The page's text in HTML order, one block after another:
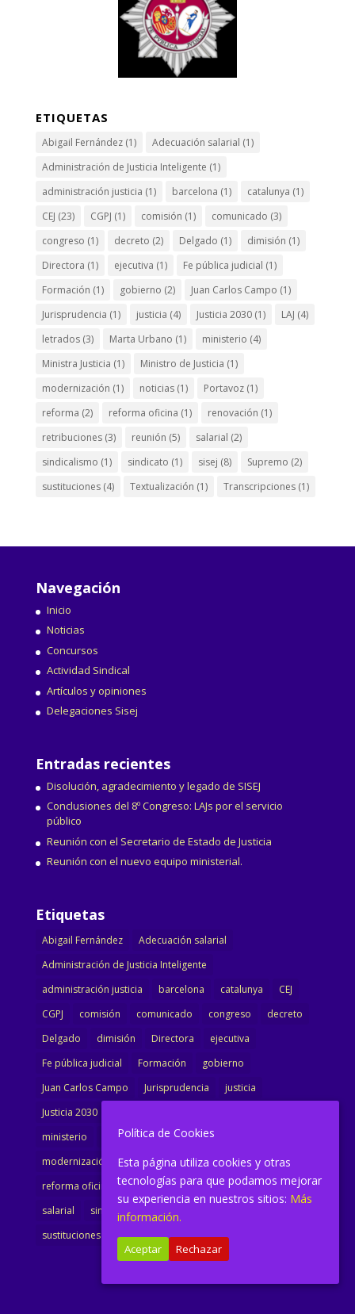
ETIQUETAS
Abigail Fernández(1) Adecuación salarial (1)
Administración de Justicia Inteligente (1)
administración justicia (1) barcelona (1) catalunya (1)
CEJ (23) CGPJ (1) comisión (1) comunicado (3)
congreso (1) decreto (2) Delgado (1) dimisión (1)
Directora (1) ejecutiva (1) Fe pública judicial (1)
Formación (1) gobierno (2) Juan Carlos Campo (1)
Jurisprudencia (1) justicia (4) Justicia 2030(1) LAJ (4)
letrados(3) Marta Urbano (1) ministerio (4)
Ministra Justicia (1) Ministro de Justicia (1)
modernización (1) noticias(1) Portavoz(1)
reforma (2) reforma oficina (1) renovación (1)
retribuciones(3) reunión (5) salarial (2)
sindicalismo (1) sindicato (1) sisej (8) Supremo (2)
sustituciones(4) Textualización (1) Transcripciones(1)
Navegación
Inicio
Noticias
Concursos
Actividad Sindical
Artículos y opiniones
Delegaciones Sisej
Entradas recientes
Disolución, agradecimiento y legado de SISEJ
Conclusiones del 8º Congreso: LAJs por el servicio
público
Reunión con el Secretario de Estado de Justicia
Reunión con el nuevo equipo ministerial.
Etiquetas
Abigail Fernández
Adecuación salarial
Administración de Justicia Inteligente
administración justicia
barcelona catalunya
CEJ
CGPJ
comisión comunicado congreso
decreto
Delgado
dimisión Directora
ejecutiva
Fe pública judicial
Formación
gobierno
Juan Carlos Campo
Jurisprudencia
justicia
Justicia 2030
ministerio
Ministra Justicia
Ministro de Justicia
modernización
noticias Portavoz
reforma
reforma oficina
renovación retribuciones
reunión
salarial
sindicalismo sindicato
sustituciones
Textualización Transcripciones
Política de Cookies
Esta página utiliza cookies y otras
tecnologías para que podamos mejorar
su experiencia en nuestros sitios: Más
información.
Aceptar Rechazar